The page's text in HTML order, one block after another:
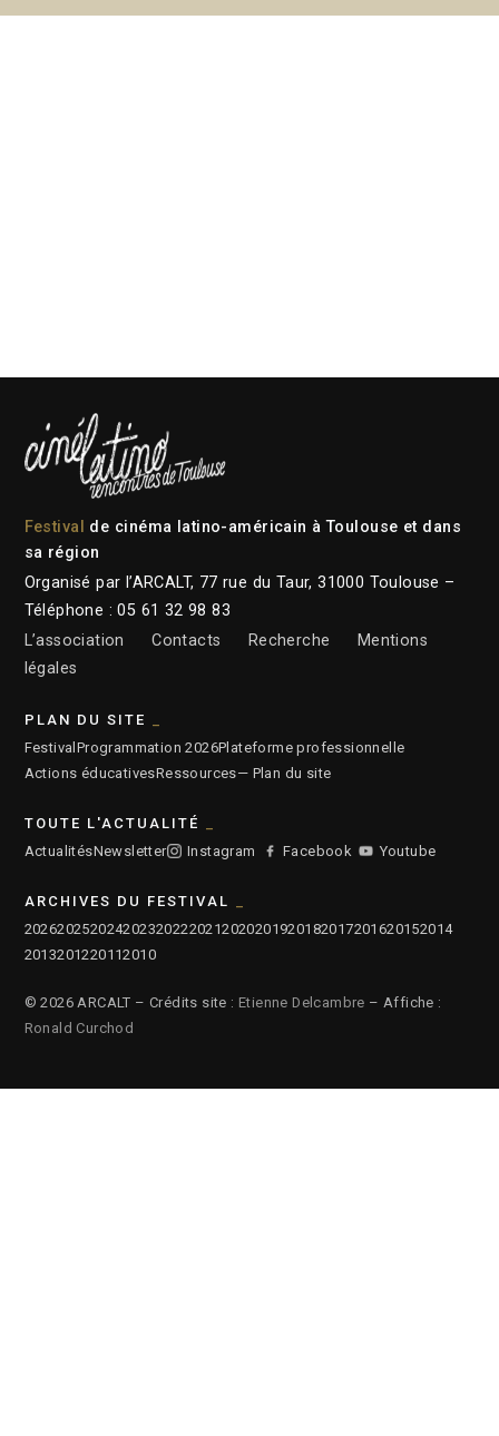
Festival
de cinéma latino-américain à Toulouse et dans
sa région
Organisé par l’ARCALT, 77 rue du Taur, 31000 Toulouse –
Téléphone : 05 61 32 98 83
L’association
Contacts Recherche
Mentions
légales
PLAN DU SITE
Festival Programmation 2026Plateforme professionnelle
Actions éducativesRessources— Plan du site
TOUTE L'ACTUALITÉ
ActualitésNewsletter Instagram Facebook Youtube
ARCHIVES DU FESTIVAL
2026202520242023202220212020201920182017201620152014
2013201220112010
© 2026 ARCALT – Crédits site : Etienne Delcambre – Affiche :
Ronald Curchod